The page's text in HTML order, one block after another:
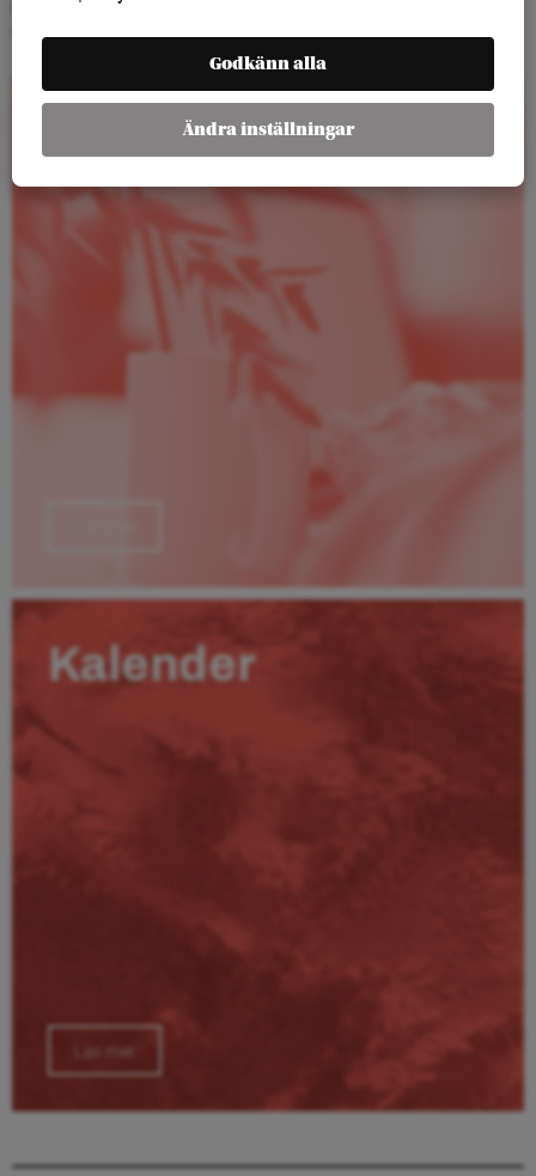
Hur resonerar viktiga aktörer, både i Sverige och internationellt, och
vad gör ge?
Rapporter
Kalender
Läs mer
Godkänn alla
Ändra inställningar